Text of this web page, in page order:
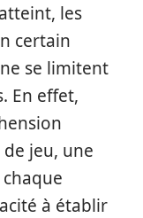
les
certain
se limitent
En effet,
jeu, une
à établir